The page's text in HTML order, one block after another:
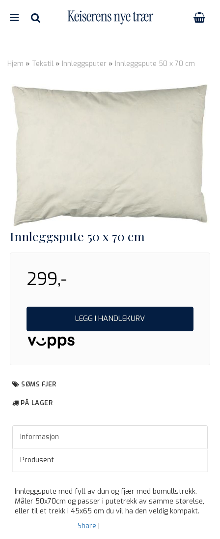
Hjem » Tekstil » Innleggsputer » Innleggspute 50 x 70 cm
Innleggspute 50 x 70 cm
299,-
LEGG I HANDLEKURV
SØMS FJER
PÅ LAGER
Informasjon
Produsent
Innleggspute med fyll av dun og fjær med bomullstrekk.
Måler 50x70cm og passer i putetrekk av samme størelse,
eller til et trekk i 45x65 om du vil ha den veldig kompakt.
Share